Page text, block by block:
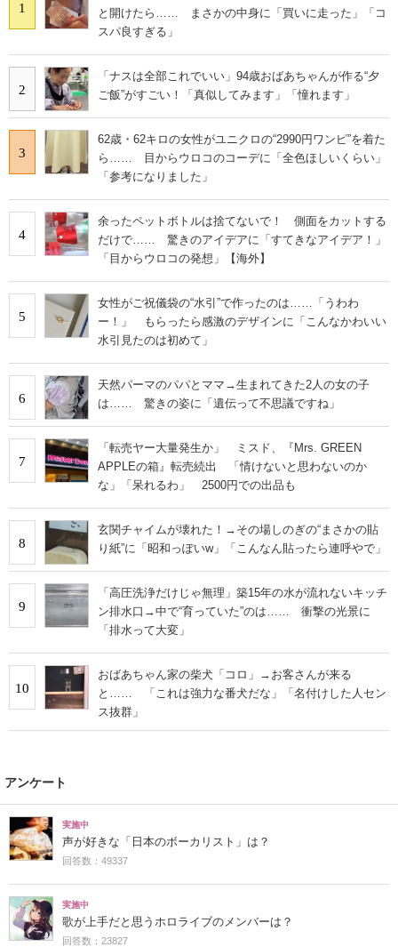
1
と開けたら…… まさかの中身に「買いに走った」「コ
スパ良すぎる」
2
「ナスは全部これでいい」94歳おばあちゃんが作る“夕
ご飯”がすごい！「真似してみます」「憧れます」
3
62歳・62キロの女性がユニクロの“2990円ワンピ”を着た
ら…… 目からウロコのコーデに「全色ほしいくらい」
「参考になりました」
4
余ったペットボトルは捨てないで！ 側面をカットする
だけで…… 驚きのアイデアに「すてきなアイデア！」
「目からウロコの発想」【海外】
5
女性がご祝儀袋の“水引”で作ったのは……「うわわ
ー！」 もらったら感激のデザインに「こんなかわいい
水引見たのは初めて」
6
天然パーマのパパとママ→生まれてきた2人の女の子
は…… 驚きの姿に「遺伝って不思議ですね」
7
「転売ヤー大量発生か」 ミスド、『Mrs. GREEN
APPLEの箱』転売続出 「情けないと思わないのか
な」「呆れるわ」 2500円での出品も
8
玄関チャイムが壊れた！→その場しのぎの“まさかの貼
り紙”に「昭和っぽいw」「こんなん貼ったら連呼やで」
9
「高圧洗浄だけじゃ無理」築15年の水が流れないキッチ
ン排水口→中で“育っていた”のは…… 衝撃の光景に
「排水って大変」
10
おばあちゃん家の柴犬「コロ」→お客さんが来る
と…… 「これは強力な番犬だな」「名付けした人セン
ス抜群」
アンケート
実施中
声が好きな「日本のボーカリスト」は？
回答数：49337
実施中
歌が上手だと思うホロライブのメンバーは？
回答数：23827